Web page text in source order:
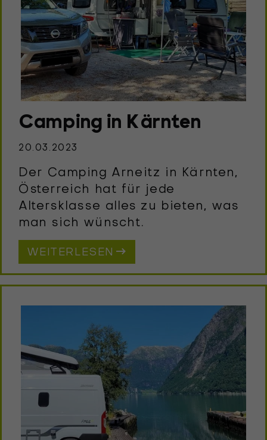
Camping in Kärnten
20.03.2023
Der Camping Arneitz in Kärnten,
Österreich hat für jede
Altersklasse alles zu bieten, was
man sich wünscht.
WEITERLESEN